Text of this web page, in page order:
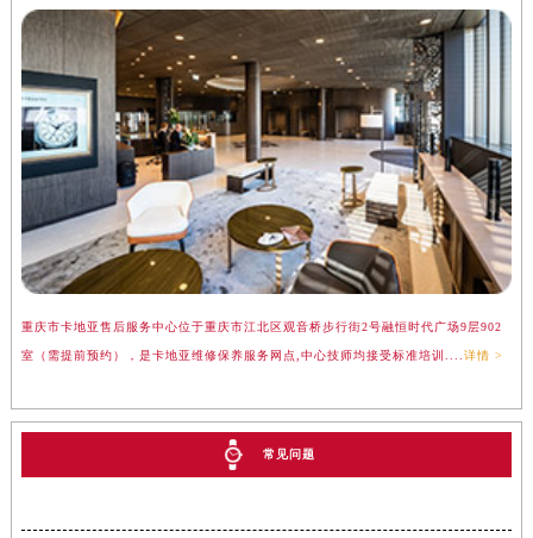
重庆市卡地亚售后服务中心位于重庆市江北区观音桥步行街2号融恒时代广场9层902
室（需提前预约），是卡地亚维修保养服务网点,中心技师均接受标准培训.... 详情 >
常见问题